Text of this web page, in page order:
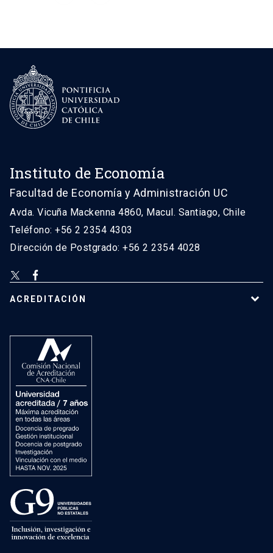
Instituto de Economía
Facultad de Economía y Administración UC
Avda. Vicuña Mackenna 4860, Macul. Santiago, Chile
Teléfono: +56 2 2354 4303
Dirección de Postgrado: +56 2 2354 4028
ACREDITACIÓN